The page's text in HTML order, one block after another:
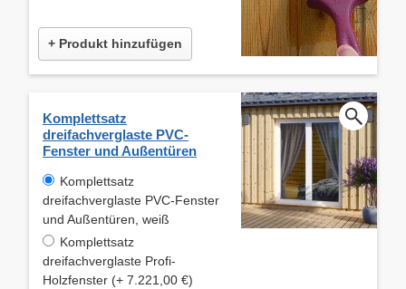
+ Produkt hinzufügen
Komplettsatz
dreifachverglaste PVC-
Fenster und Außentüren
Komplettsatz
dreifachverglaste PVC-Fenster
und Außentüren, weiß
Komplettsatz
dreifachverglaste Profi-
Holzfenster (+ 7.221,00 €)